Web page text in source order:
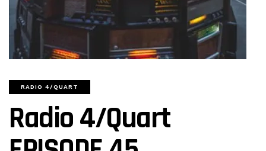
RADIO 4/QUART
Radio 4/Quart